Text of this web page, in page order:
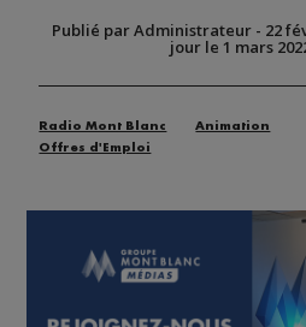
Publié par Administrateur- 22
jour le 1 mars
Radio Mont Blanc
Animation
Offres d'Emploi